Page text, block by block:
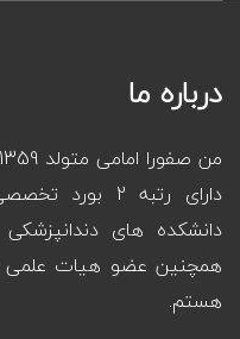
درباره ما
دارای رتبه 2
همچنین عضو هیات علمی
هستم.